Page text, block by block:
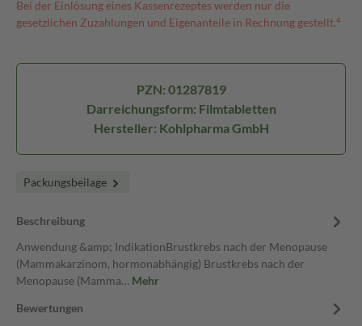
Bei der Einlösung eines Kassenrezeptes werden nur die
gesetzlichen Zuzahlungen und Eigenanteile in Rechnung gestellt.⁴
PZN: 01287819
Darreichungsform: Filmtabletten
Hersteller: Kohlpharma GmbH
Packungsbeilage
Beschreibung
Anwendung &amp; IndikationBrustkrebs nach der Menopause
(Mammakarzinom, hormonabhängig) Brustkrebs nach der
Menopause (Mamma… Mehr
Bewertungen